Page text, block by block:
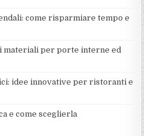
come risparmiare tempo e
materiali per porte interne ed
idee innovative per ristoranti e
e come sceglierla